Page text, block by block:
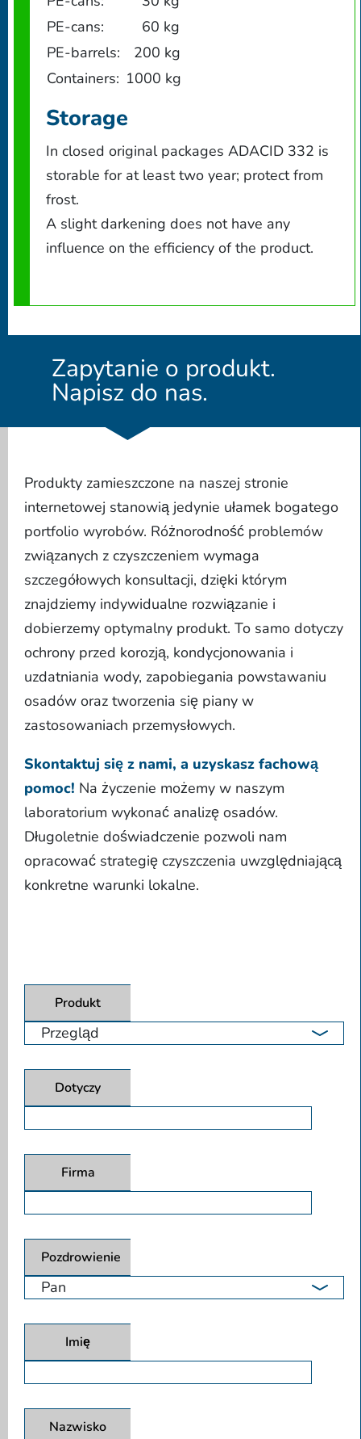
PE-cans:
60 kg
PE-barrels:
200 kg
Containers: 1000 kg
Storage
In closed original packages ADACID 332 is
storable for at least two year; protect from
frost.
A slight darkening does not have any
influence on the efficiency of the product.
Zapytanie o produkt.
Napisz do nas.
Produkty zamieszczone na naszej stronie
internetowej stanowią jedynie ułamek bogatego
portfolio wyrobów. Różnorodność problemów
związanych z czyszczeniem wymaga
szczegółowych konsultacji, dzięki którym
znajdziemy indywidualne rozwiązanie i
dobierzemy optymalny produkt. To samo dotyczy
ochrony przed korozją, kondycjonowania i
uzdatniania wody, zapobiegania powstawaniu
osadów oraz tworzenia się piany w
zastosowaniach przemysłowych.
Skontaktuj się z nami, a uzyskasz fachową
pomoc! Na życzenie możemy w naszym
laboratorium wykonać analizę osadów.
Długoletnie doświadczenie pozwoli nam
opracować strategię czyszczenia uwzględniającą
konkretne warunki lokalne.
Produkt
Dotyczy
Firma
Pozdrowienie
Imię
Nazwisko